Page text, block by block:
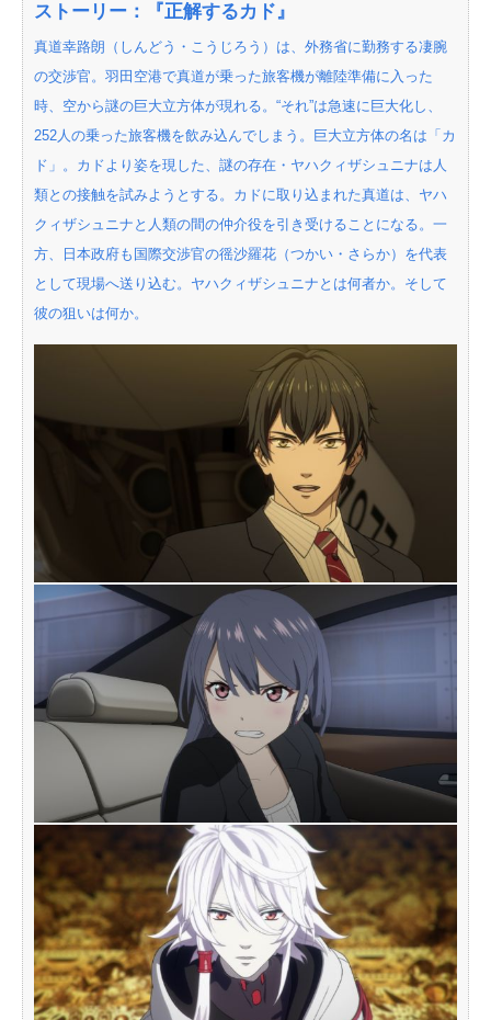
ストーリー：『正解するカド』
真道幸路朗（しんどう・こうじろう）は、外務省に勤務する凄腕
の交渉官。羽田空港で真道が乗った旅客機が離陸準備に入った
時、空から謎の巨大立方体が現れる。“それ”は急速に巨大化し、
252人の乗った旅客機を飲み込んでしまう。巨大立方体の名は「カ
ド」。カドより姿を現した、謎の存在・ヤハクィザシュニナは人
類との接触を試みようとする。カドに取り込まれた真道は、ヤハ
クィザシュニナと人類の間の仲介役を引き受けることになる。一
方、日本政府も国際交渉官の徭沙羅花（つかい・さらか）を代表
として現場へ送り込む。ヤハクィザシュニナとは何者か。そして
彼の狙いは何か。